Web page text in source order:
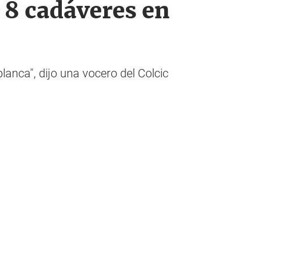
cadáveres en
dijo una vocero del Colcic